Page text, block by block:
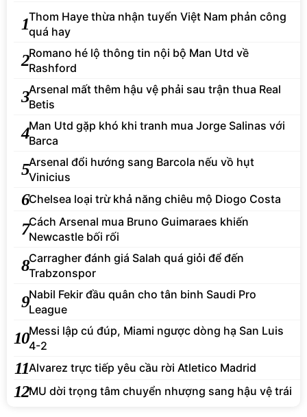
1Thom Haye thừa nhận tuyển Việt Nam phản công
quá hay
2Romano hé lộ thông tin nội bộ Man Utd về
Rashford
3Arsenal mất thêm hậu vệ phải sau trận thua Real
Betis
4Man Utd gặp khó khi tranh mua Jorge Salinas với
Barca
5Arsenal đổi hướng sang Barcola nếu vồ hụt
Vinicius
6Chelsea loại trừ khả năng chiêu mộ Diogo Costa
7Cách Arsenal mua Bruno Guimaraes khiến
Newcastle bối rối
8Carragher đánh giá Salah quá giỏi để đến
Trabzonspor
9Nabil Fekir đầu quân cho tân binh Saudi Pro
League
10Messi lập cú đúp, Miami ngược dòng hạ San Luis
4-2
11Alvarez trực tiếp yêu cầu rời Atletico Madrid
12MU dời trọng tâm chuyển nhượng sang hậu vệ trái